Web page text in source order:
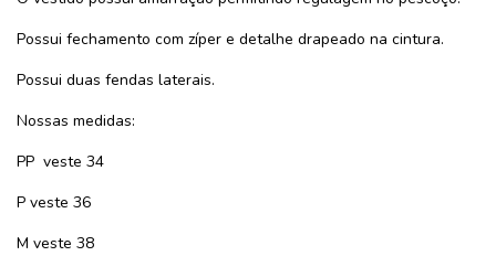
Possui fechamento com zíper e detalhe drapeado na cintura.
Possui duas fendas laterais.
Nossas medidas:
PP veste 34
P veste 36
M veste 38